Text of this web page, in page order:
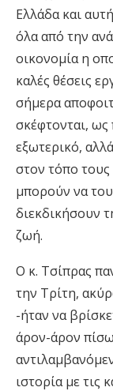
Ελλάδα και
όλα από την
οικονομία η
καλές θέσεις
σήμερα
σκέφτονται,
εξωτερικό,
στον τόπο τους
μπορούν να
διεκδικήσουν
ζωή.
Ο κ. Τσίπρας
την Τρίτη,
-ήταν να
άρον-άρον
ιστορία με τις